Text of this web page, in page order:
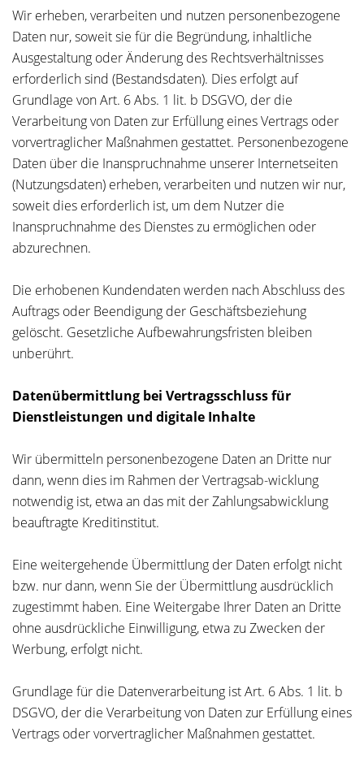
Wir erheben, verarbeiten und nutzen personenbezogene
Daten nur, soweit sie für die Begründung, inhaltliche
Ausgestaltung oder Änderung des Rechtsverhältnisses
erforderlich sind (Bestandsdaten). Dies erfolgt auf
Grundlage von Art. 6 Abs. 1 lit. b DSGVO, der die
Verarbeitung von Daten zur Erfüllung eines Vertrags oder
vorvertraglicher Maßnahmen gestattet. Personenbezogene
Daten über die Inanspruchnahme unserer Internetseiten
(Nutzungsdaten) erheben, verarbeiten und nutzen wir nur,
soweit dies erforderlich ist, um dem Nutzer die
Inanspruchnahme des Dienstes zu ermöglichen oder
abzurechnen.
Die erhobenen Kundendaten werden nach Abschluss des
Auftrags oder Beendigung der Geschäftsbeziehung
gelöscht. Gesetzliche Aufbewahrungsfristen bleiben
unberührt.
Datenübermittlung bei Vertragsschluss für
Dienstleistungen und digitale Inhalte
Wir übermitteln personenbezogene Daten an Dritte nur
dann, wenn dies im Rahmen der Vertragsab-wicklung
notwendig ist, etwa an das mit der Zahlungsabwicklung
beauftragte Kreditinstitut.
Eine weitergehende Übermittlung der Daten erfolgt nicht
bzw. nur dann, wenn Sie der Übermittlung ausdrücklich
zugestimmt haben. Eine Weitergabe Ihrer Daten an Dritte
ohne ausdrückliche Einwilligung, etwa zu Zwecken der
Werbung, erfolgt nicht.
Grundlage für die Datenverarbeitung ist Art. 6 Abs. 1 lit. b
DSGVO, der die Verarbeitung von Daten zur Erfüllung eines
Vertrags oder vorvertraglicher Maßnahmen gestattet.